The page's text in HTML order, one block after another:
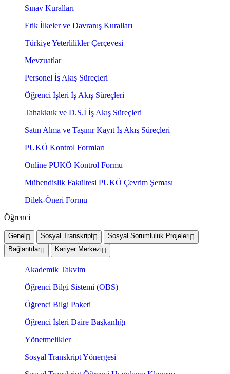
Sınav Kuralları
Etik İlkeler ve Davranış Kuralları
Türkiye Yeterlilikler Çerçevesi
Mevzuatlar
Personel İş Akış Süreçleri
Öğrenci İşleri İş Akış Süreçleri
Tahakkuk ve D.S.İ İş Akış Süreçleri
Satın Alma ve Taşınır Kayıt İş Akış Süreçleri
PUKÖ Kontrol Formları
Online PUKÖ Kontrol Formu
Mühendislik Fakültesi PUKÖ Çevrim Şeması
Dilek-Öneri Formu
Öğrenci
Genel Sosyal Transkript
Sosyal Sorumluluk Projeleri
Bağlantılar
Kariyer Merkezi
Akademik Takvim
Öğrenci Bilgi Sistemi (OBS)
Öğrenci Bilgi Paketi
Öğrenci İşleri Daire Başkanlığı
Yönetmelikler
Sosyal Transkript Yönergesi